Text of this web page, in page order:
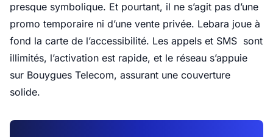
presque symbolique. Et pourtant, il ne s’agit pas d’une
promo temporaire ni d’une vente privée. Lebara joue à
fond la carte de l’accessibilité. Les appels et SMS sont
illimités, l’activation est rapide, et le réseau s’appuie
sur Bouygues Telecom, assurant une couverture
solide.